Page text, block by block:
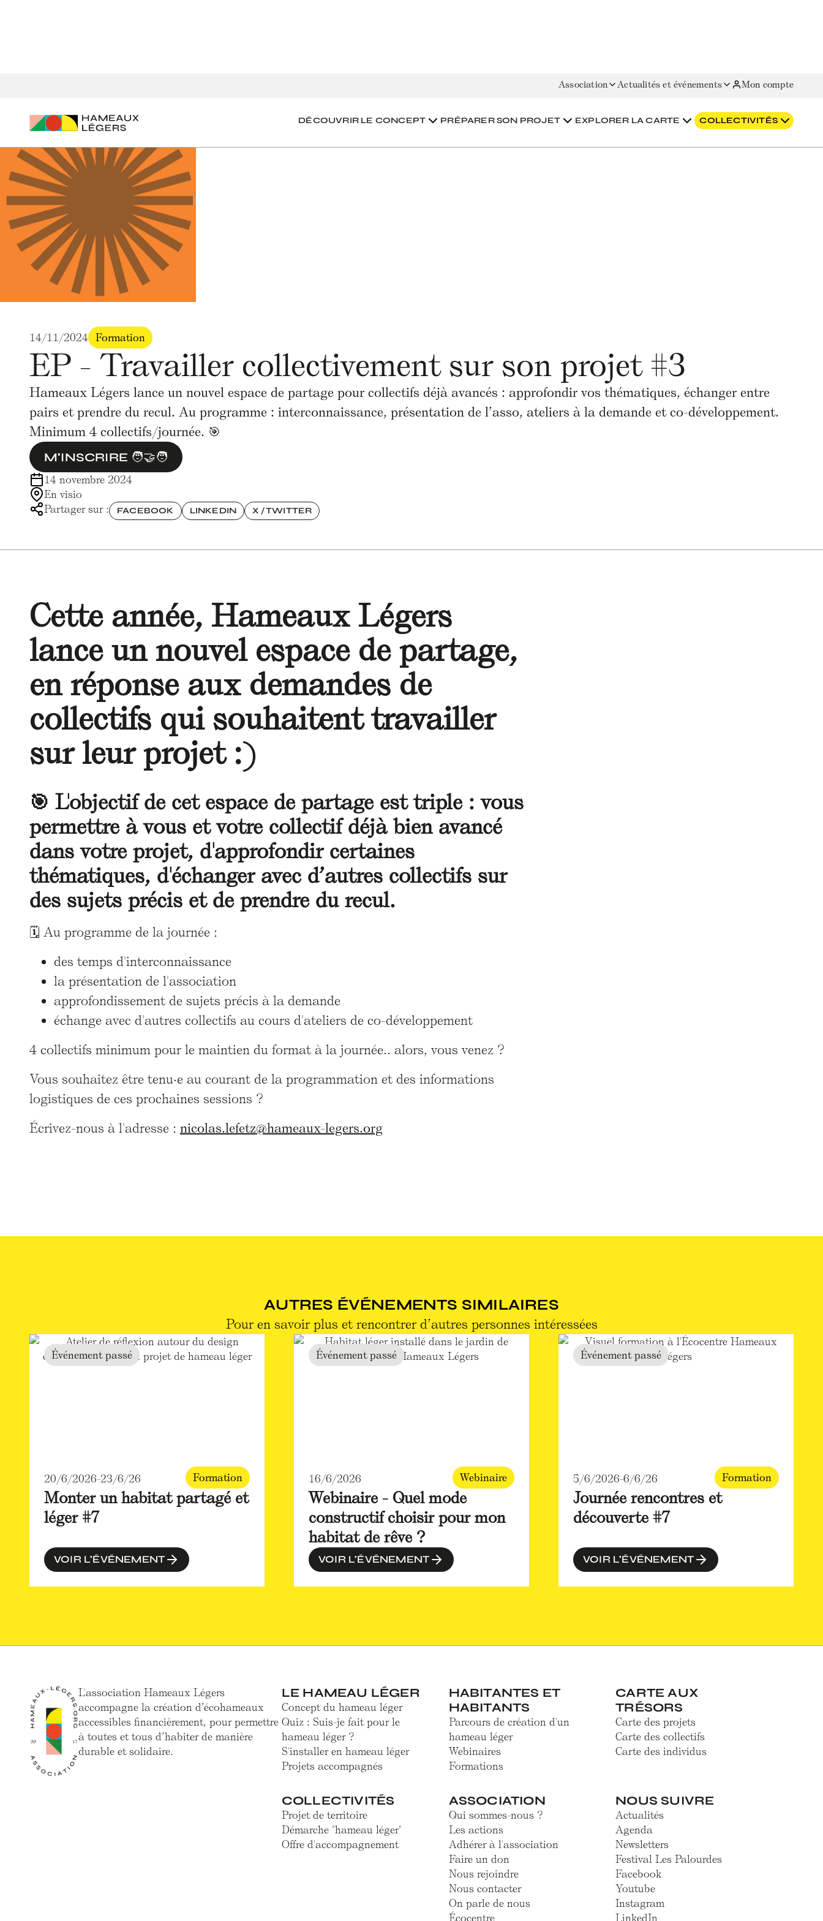
Association Actualités et événements Mon compte
DÉCOUVRIR LE CONCEPT PRÉPARER SON PROJET EXPLORER LA CARTE COLLECTIVITÉS
14/11/2024 Formation
EP - Travailler collectivement sur son projet #3
Hameaux Légers lance un nouvel espace de partage pour collectifs déjà avancés : approfondir vos thématiques, échanger entre
pairs et prendre du recul. Au programme : interconnaissance, présentation de l’asso, ateliers à la demande et co-développement.
Minimum 4 collectifs/journée. 🎯
M'INSCRIRE 🧑‍🤝‍🧑
14 novembre 2024
En visio
Partager sur :
FACEBOOK LINKEDIN X / TWITTER
Cette année, Hameaux Légers
lance un nouvel espace de partage,
en réponse aux demandes de
collectifs qui souhaitent travailler
sur leur projet :)
🎯 L'objectif de cet espace de partage est triple : vous
permettre à vous et votre collectif déjà bien avancé
dans votre projet, d'approfondir certaines
thématiques, d'échanger avec d’autres collectifs sur
des sujets précis et de prendre du recul.
🗓️ Au programme de la journée :
des temps d'interconnaissance
la présentation de l'association
approfondissement de sujets précis à la demande
échange avec d'autres collectifs au cours d'ateliers de co-développement
4 collectifs minimum pour le maintien du format à la journée.. alors, vous venez ?
Vous souhaitez être tenu·e au courant de la programmation et des informations
logistiques de ces prochaines sessions ?
Écrivez-nous à l'adresse : nicolas.lefetz@hameaux-legers.org
AUTRES ÉVÉNEMENTS SIMILAIRES
Pour en savoir plus et rencontrer d’autres personnes intéressées
Événement passé
20/6/2026-23/6/26 Formation
Monter un habitat partagé et
léger #7
VOIR L'ÉVÉNEMENT
Événement passé
16/6/2026 Webinaire
Webinaire - Quel mode
constructif choisir pour mon
habitat de rêve ?
VOIR L'ÉVÉNEMENT
Événement passé
5/6/2026-6/6/26 Formation
Journée rencontres et
découverte #7
VOIR L'ÉVÉNEMENT
L'association Hameaux Légers
accompagne la création d’écohameaux
accessibles financièrement, pour permettre
à toutes et tous d’habiter de manière
durable et solidaire.
LE HAMEAU LÉGER
Concept du hameau léger
Quiz : Suis-je fait pour le
hameau léger ?
S'installer en hameau léger
Projets accompagnés
HABITANTES ET
HABITANTS
Parcours de création d'un
hameau léger
Webinaires
Formations
CARTE AUX
TRÉSORS
Carte des projets
Carte des collectifs
Carte des individus
COLLECTIVITÉS
Projet de territoire
Démarche "hameau léger"
Offre d'accompagnement
ASSOCIATION
Qui sommes-nous ?
Les actions
Adhérer à l'association
Faire un don
Nous rejoindre
Nous contacter
On parle de nous
Écocentre
NOUS SUIVRE
Actualités
Agenda
Newsletters
Festival Les Palourdes
Facebook
Youtube
Instagram
LinkedIn